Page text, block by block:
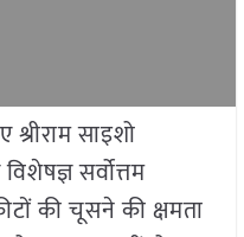
साइशो
सर्वोत्तम
की चूसने की क्षमता